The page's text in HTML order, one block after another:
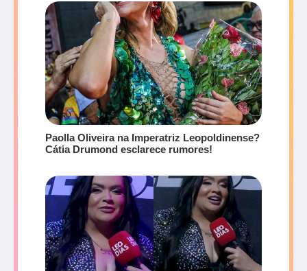
Paolla Oliveira na Imperatriz Leopoldinense?
Cátia Drumond esclarece rumores!